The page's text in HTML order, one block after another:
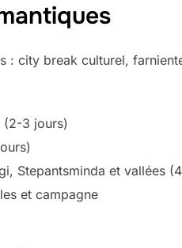
: city break culturel,
(2-3 jours)
Stepantsminda et vallées
et campagne